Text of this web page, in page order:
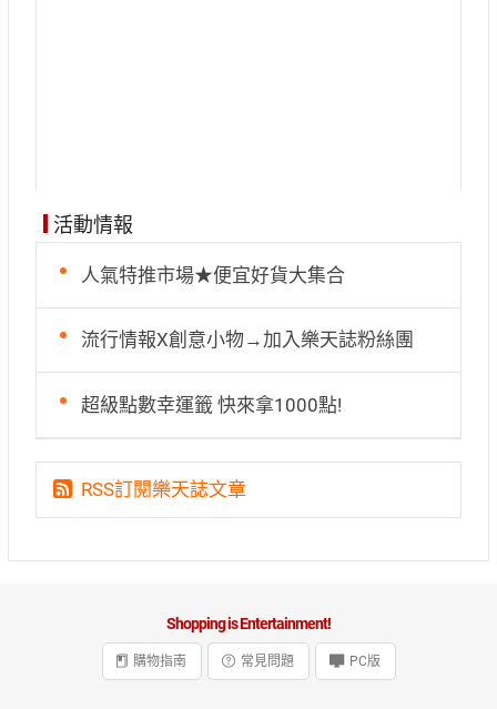
活動情報
人氣特推市場★便宜好貨大集合
流行情報X創意小物→加入樂天誌粉絲團
超級點數幸運籤 快來拿1000點!
RSS訂閱樂天誌文章
Shopping is Entertainment!
購物指南 常見問題 PC版